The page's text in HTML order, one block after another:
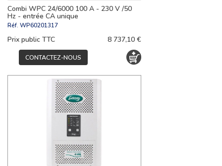
Combi WPC 24/6000 100 A - 230 V /50
Hz - entrée CA unique
Réf. WP60201317
Prix public TTC 8 737,10 €
CONTACTEZ-NOUS